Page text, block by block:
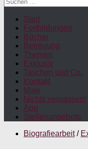
nach:
Start
Fortbildungen
Bücher
Betreuung
Themen
Exklusiv
Taschen und Co.
Kontakt
Maw
Nichts verpassen!
App
Stellenangebote
Biografiearbeit /